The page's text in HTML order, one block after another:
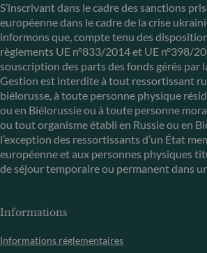
S’inscrivant dans le cadre des sanctions
européenne dans le cadre de la crise
informons que, compte tenu des
règlements UE n°833/2014 et UE n°398/
souscription des parts des fonds gérés par
Gestion est interdite à tout ressortissant
biélorusse, à toute personne physique
ou en Biélorussie ou à toute personne
ou tout organisme établi en Russie ou en
l’exception des ressortissants d’un État
européenne et aux personnes physiques
de séjour temporaire ou permanent dans
Informations
Informations réglementaires